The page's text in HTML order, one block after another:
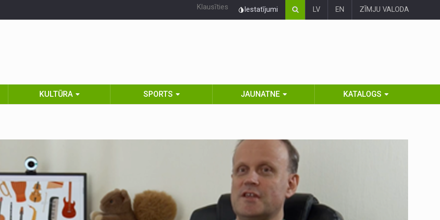
Klausīties Iestatījumi LV EN ZĪMJU VALODA
KULTŪRA SPORTS JAUNATNE KATALOGS